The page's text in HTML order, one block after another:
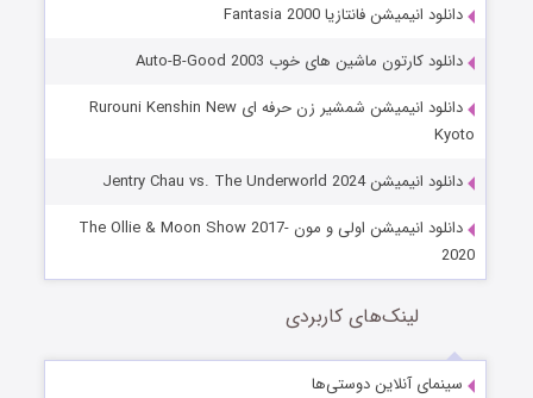
دانلود انیمیشن فانتازیا Fantasia 2000
دانلود کارتون ماشین های خوب Auto-B-Good 2003
دانلود انیمیشن شمشیر زن حرفه ای Rurouni Kenshin New
Kyoto
دانلود انیمیشن Jentry Chau vs. The Underworld 2024
دانلود انیمیشن اولی و مون The Ollie & Moon Show 2017-
2020
لینک‌های کاربردی
سینمای آنلاین دوستی‌ها